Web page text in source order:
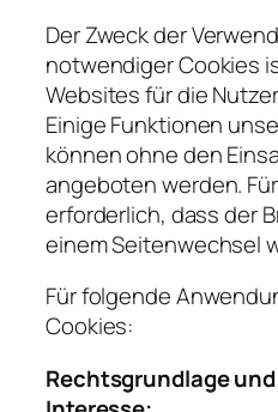
Der Zweck der
notwendiger Cookies
Websites für die
Einige Funktionen
können ohne den
angeboten werden.
erforderlich, dass der
einem Seitenwechsel
Für folgende
Cookies:
Rechtsgrundlage